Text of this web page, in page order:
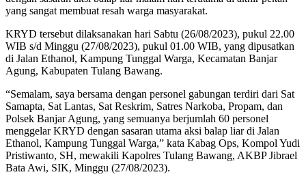
yang sangat membuat resah warga masyarakat.
KRYD tersebut dilaksanakan hari Sabtu (26/08/2023), pukul 22.00
WIB s/d Minggu (27/08/2023), pukul 01.00 WIB, yang dipusatkan
di Jalan Ethanol, Kampung Tunggal Warga, Kecamatan Banjar
Agung, Kabupaten Tulang Bawang.
“Semalam, saya bersama dengan personel gabungan terdiri dari Sat
Samapta, Sat Lantas, Sat Reskrim, Satres Narkoba, Propam, dan
Polsek Banjar Agung, yang semuanya berjumlah 60 personel
menggelar KRYD dengan sasaran utama aksi balap liar di Jalan
Ethanol, Kampung Tunggal Warga,” kata Kabag Ops, Kompol Yudi
Pristiwanto, SH, mewakili Kapolres Tulang Bawang, AKBP Jibrael
Bata Awi, SIK, Minggu (27/08/2023).